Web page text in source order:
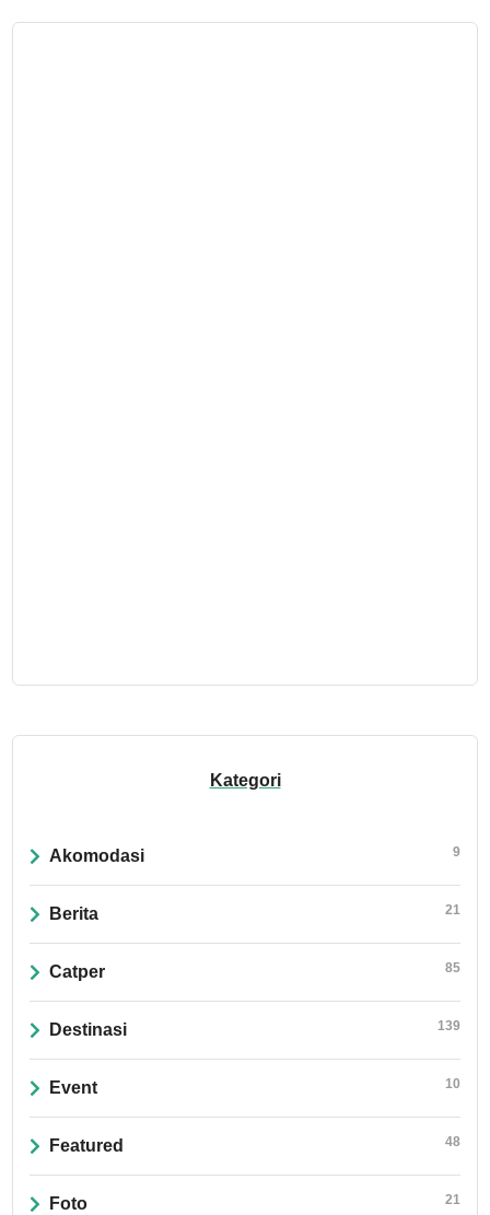
Kategori
Akomodasi 9
Berita 21
Catper 85
Destinasi 139
Event 10
Featured 48
Foto 21